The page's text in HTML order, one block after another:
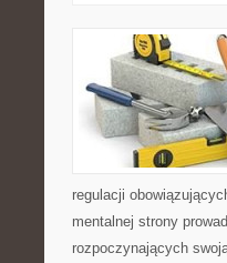
regulacji
mentalnej strony
rozpoczynających